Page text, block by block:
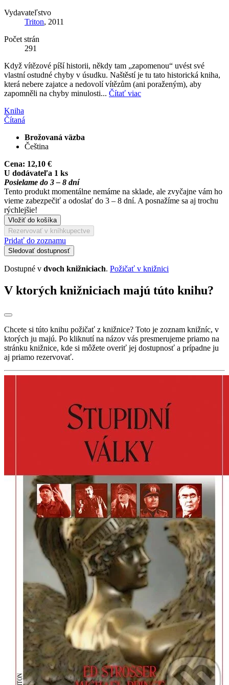
Vydavateľstvo
Triton, 2011
Počet strán
291
Když vítězové píší historii, někdy tam „zapomenou“ uvést své
vlastní ostudné chyby v úsudku. Naštěstí je tu tato historická kniha,
která nebere zajatce a nedovolí vítězům (ani poraženým), aby
zapomněli na chyby minulosti... Čítať viac
Kniha
Čítaná
Brožovaná väzba
Čeština
Cena: 12,10 €
U dodávateľa 1 ks
Posielame do 3 – 8 dní
Tento produkt momentálne nemáme na sklade, ale zvyčajne vám ho
vieme zabezpečiť a odoslať do 3 – 8 dní. A posnažíme sa aj trochu
rýchlejšie!
Vložiť do košíka
Rezervovať v kníhkupectve
Pridať do zoznamu
Sledovať dostupnosť
Dostupné v dvoch knižniciach. Požičať v knižnici
V ktorých knižniciach majú túto knihu?
Chcete si túto knihu požičať z knižnice? Toto je zoznam knižníc, v
ktorých ju majú. Po kliknutí na názov vás presmerujeme priamo na
stránku knižnice, kde si môžete overiť jej dostupnosť a prípadne ju
aj priamo rezervovať.